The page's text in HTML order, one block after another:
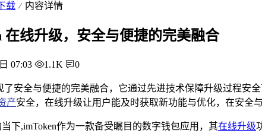
载 内容详情
在线升级，安全与便捷的完美融合
07:03 1.1K 0
了安全与便捷的完美融合，它通过先进技术保障升级过程
产安全，在线升级让用户能及时获取新功能与优化，在安全
下,imToken作为一款备受瞩目的数字钱包应用，其在线升级